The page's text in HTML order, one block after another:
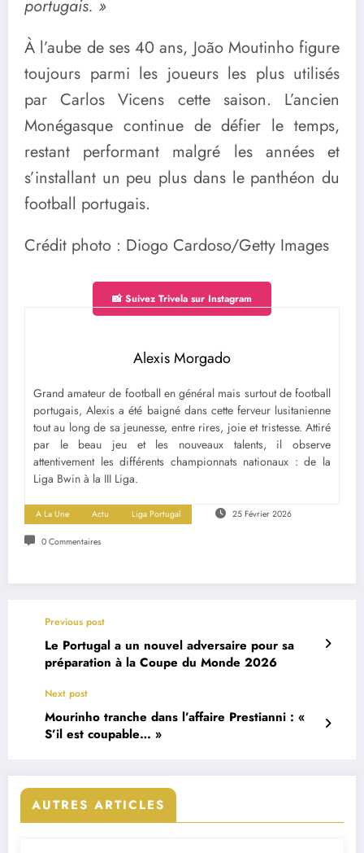
portugais. »
À l’aube de ses 40 ans, João Moutinho figure
toujours parmi les joueurs les plus utilisés
parCarlos Vicens cette saison. L’ancien
Monégasque continue de défier le temps,
restant performant malgré les années et
s’installant un peu plus dans le panthéon du
football portugais.
Crédit photo : Diogo Cardoso/Getty Images
📸 Suivez Trivela sur Instagram
Alexis Morgado
Grand amateur de football en général mais surtout de football
portugais, Alexis a été baigné dans cette ferveur lusitanienne
tout au long de sa jeunesse, entre rires, joie et tristesse. Attiré
par le beau jeu et les nouveaux talents, il observe
attentivement les différents championnats nationaux : de la
Liga Bwin à la III Liga.
A La Une Actu Liga Portugal 25 Février 2026
0 Commentaires
Previous post
Le Portugal a un nouvel adversaire pour sa
préparation à la Coupe du Monde 2026
Next post
Mourinho tranche dans l’affaire Prestianni : «
S’il est coupable… »
AUTRES ARTICLES